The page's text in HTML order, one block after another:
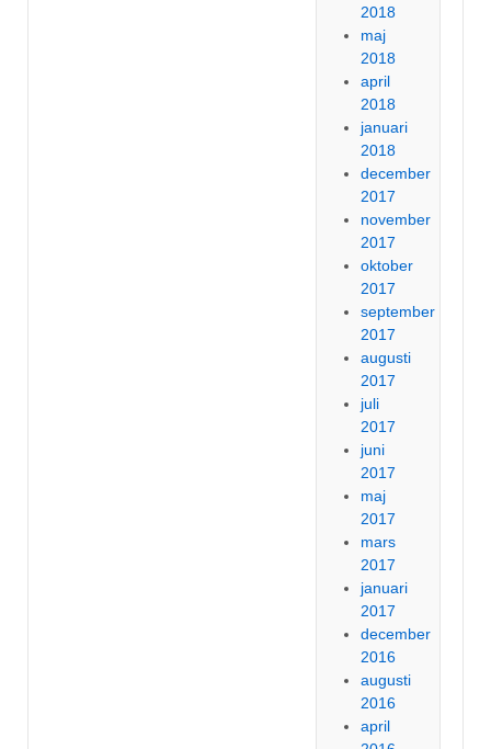
2018
maj
2018
april
2018
januari
2018
december
2017
november
2017
oktober
2017
september
2017
augusti
2017
juli
2017
juni
2017
maj
2017
mars
2017
januari
2017
december
2016
augusti
2016
april